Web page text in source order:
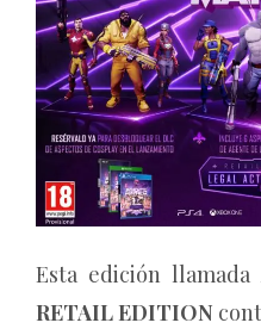
Esta edición llamada
RETAIL EDITION